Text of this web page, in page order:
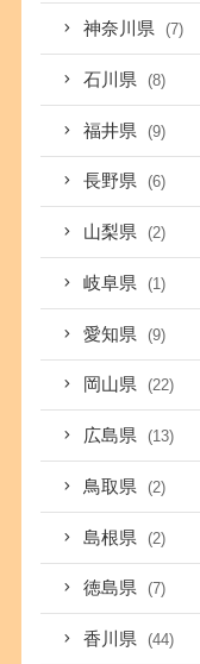
神奈川県 (7)
石川県 (8)
福井県 (9)
長野県 (6)
山梨県 (2)
岐阜県 (1)
愛知県 (9)
岡山県 (22)
広島県 (13)
鳥取県 (2)
島根県 (2)
徳島県 (7)
香川県 (44)